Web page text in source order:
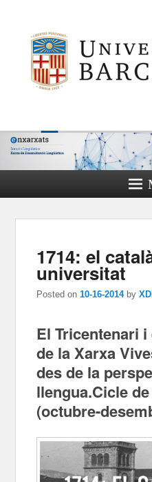
1714: el
universitat
Posted on10-16-2014 by
El Tricentenari
de la Xarxa
des de la
llengua.Cicle
(octubre-